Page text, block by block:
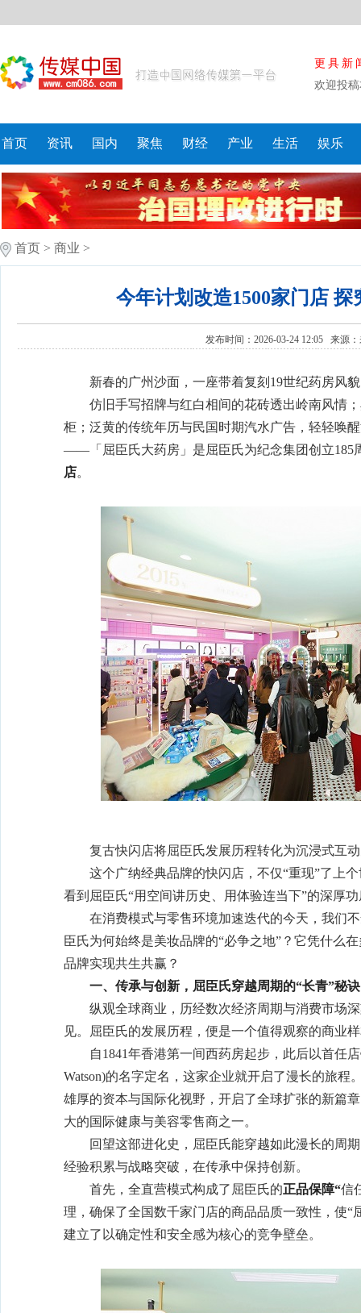
更具新
欢迎投
首页 资讯 国内 聚焦 财经 产业 生活 娱乐
首页 > 商业 >
今年计划改造1500家门店
发布时间：2026-03-24 12:05 来源：
新春的广州沙面，一座带着复刻19世纪药房风
仿旧手写招牌与红白相间的花砖透出岭南风情
柜；泛黄的传统年历与民国时期汽水广告，轻轻唤
——「屈臣氏大药房」是屈臣氏为纪念集团创立185
店。
复古快闪店将屈臣氏发展历程转化为沉浸式互
这个广纳经典品牌的快闪店，不仅“重现”了上
看到屈臣氏“用空间讲历史、用体验连当下”的深厚
在消费模式与零售环境加速迭代的今天，我们
臣氏为何始终是美妆品牌的“必争之地”？它凭什么
品牌实现共生共赢？
一、 传承与创新，屈臣氏穿越周期的“长青”秘诀
纵观全球商业，历经数次经济周期与消费市场
见。屈臣氏的发展历程，便是一个值得观察的商业
自1841年香港第一间西药房起步，此后以首任
Watson)的名字定名，这家企业就开启了漫长的旅程
雄厚的资本与国际化视野，开启了全球扩张的新篇
大的国际健康与美容零售商之一。
回望这部进化史，屈臣氏能穿越如此漫长的周
经验积累与战略突破，在传承中保持创新。
首先，全直营模式构成了屈臣氏的正品保障“信
理，确保了全国数千家门店的商品品质一致性，使“
建立了以确定性和安全感为核心的竞争壁垒。